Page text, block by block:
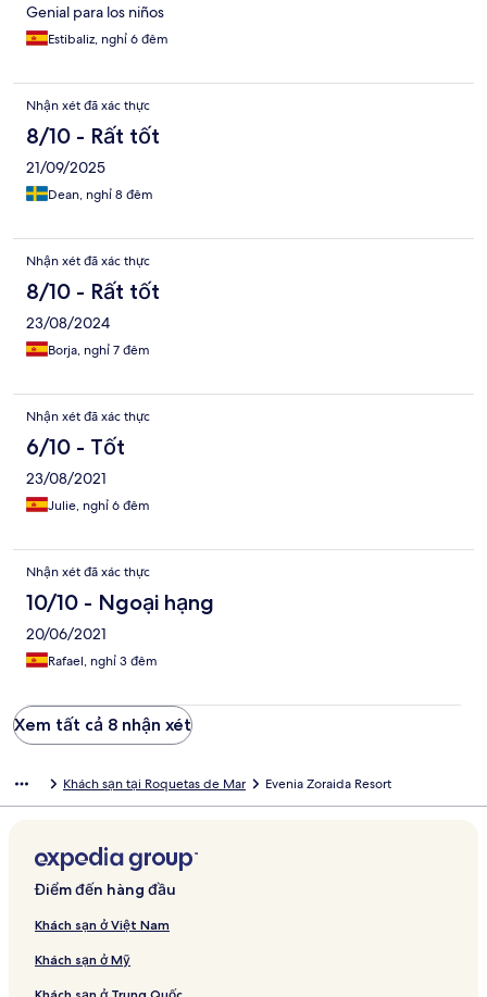
Genial para los niños
Estibaliz, nghỉ 6 đêm
Nhận xét đã xác thực
8/10 - Rất tốt
21/09/2025
Dean, nghỉ 8 đêm
Nhận xét đã xác thực
8/10 - Rất tốt
23/08/2024
Borja, nghỉ 7 đêm
Nhận xét đã xác thực
6/10 - Tốt
23/08/2021
Julie, nghỉ 6 đêm
Nhận xét đã xác thực
10/10 - Ngoại hạng
20/06/2021
Rafael, nghỉ 3 đêm
Xem tất cả 8 nhận xét
Khách sạn tại Roquetas de Mar Evenia Zoraida Resort
Điểm đến hàng đầu
Khách sạn ở Việt Nam
Khách sạn ở Mỹ